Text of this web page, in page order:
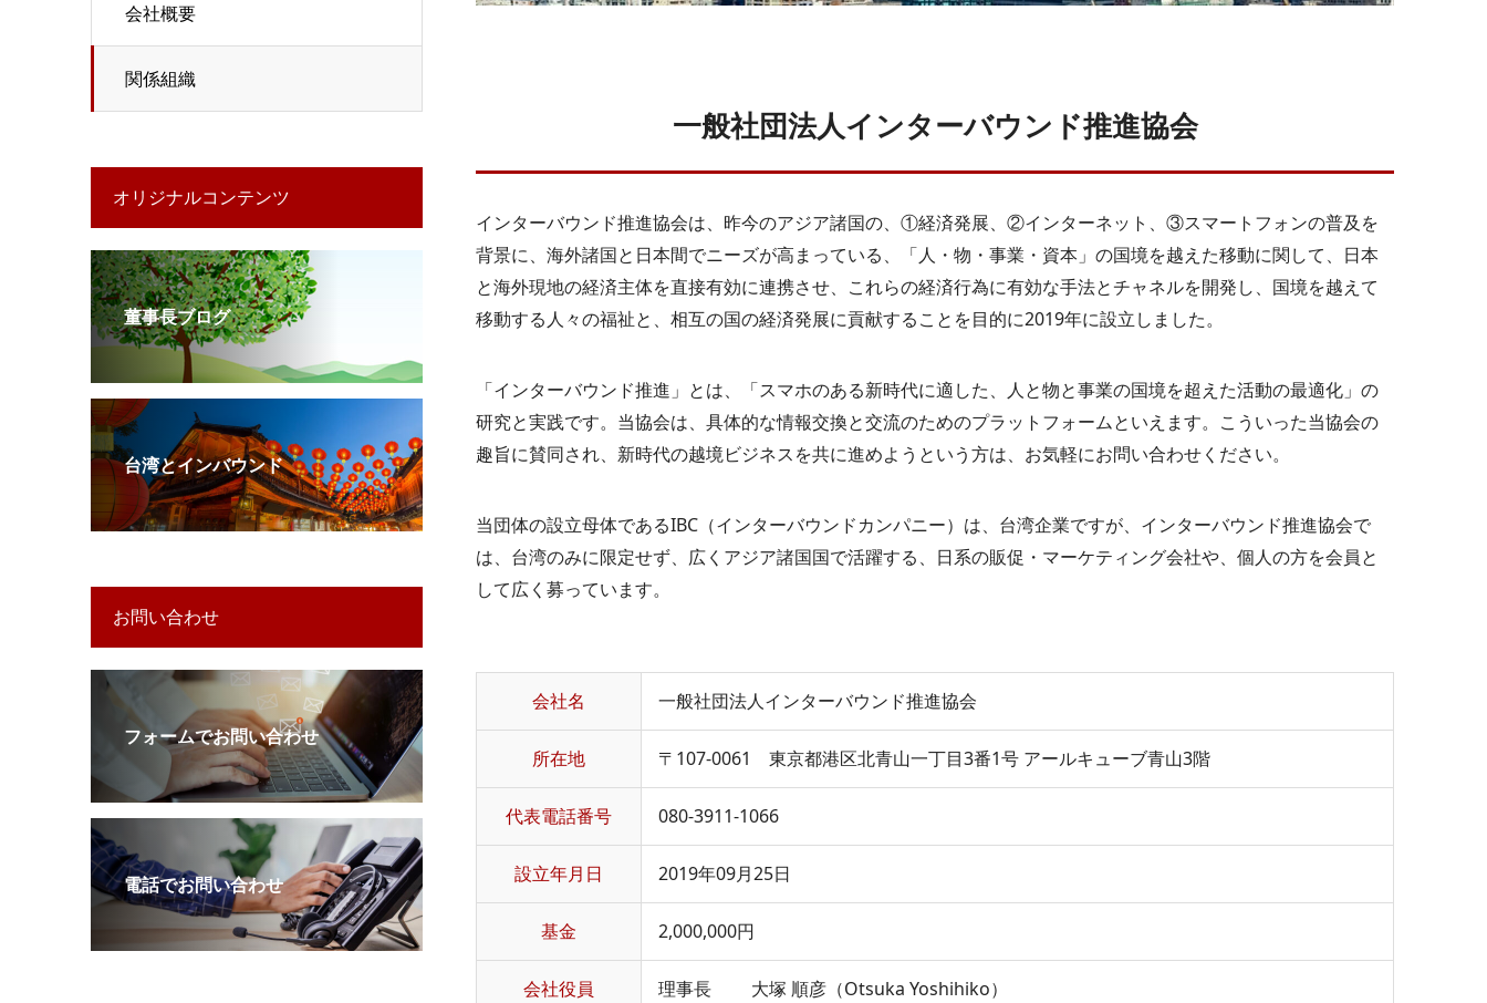
会社概要
関係組織
一般社団法人インターバウンド推進協会
インターバウンド推進協会は、昨今のアジア諸国の、①経済発展、②インターネット、③スマートフォンの普及を
背景に、海外諸国と日本間でニーズが高まっている、「人・物・事業・資本」の国境を越えた移動に関して、日本
と海外現地の経済主体を直接有効に連携させ、これらの経済行為に有効な手法とチャネルを開発し、国境を越えて
移動する人々の福祉と、相互の国の経済発展に貢献することを目的に2019年に設立しました。
「インターバウンド推進」とは、「スマホのある新時代に適した、人と物と事業の国境を超えた活動の最適化」の
研究と実践です。当協会は、具体的な情報交換と交流のためのプラットフォームといえます。こういった当協会の
趣旨に賛同され、新時代の越境ビジネスを共に進めようという方は、お気軽にお問い合わせください。
当団体の設立母体であるIBC（インターバウンドカンパニー）は、台湾企業ですが、インターバウンド推進協会で
は、台湾のみに限定せず、広くアジア諸国国で活躍する、日系の販促・マーケティング会社や、個人の方を会員と
して広く募っています。
会社名 一般社団法人インターバウンド推進協会
所在地 〒107-0061 東京都港区北青山一丁目3番1号 アールキューブ青山3階
代表電話番号 080-3911-1066
設立年月日 2019年09月25日
基金 2,000,000円
会社役員 理事長 大塚 順彦（Otsuka Yoshihiko）
オリジナルコンテンツ
董事長ブログ
台湾とインバウンド
お問い合わせ
フォームでお問い合わせ
電話でお問い合わせ